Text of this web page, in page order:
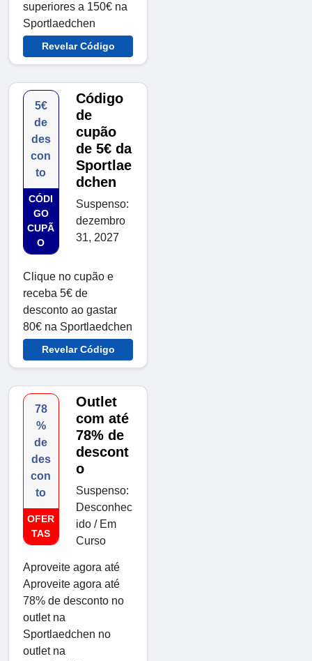
superiores a 150€ na
Sportlaedchen
Revelar Código
5€
de
des
con
to
CÓDI
GO
CUPÃ
O
Código
de
cupão
de 5€ da
Sportlae
dchen
Suspenso:
dezembro
31, 2027
Clique no cupão e
receba 5€ de
desconto ao gastar
80€ na Sportlaedchen
Revelar Código
78
%
de
des
con
to
OFER
TAS
Outlet
com até
78% de
descont
o
Suspenso:
Desconhec
ido / Em
Curso
Aproveite agora até
Aproveite agora até
78% de desconto no
outlet na
Sportlaedchen no
outlet na